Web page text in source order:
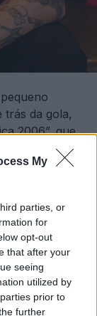
My
parties, or
for
opt-out
that after your
seeing
utilized by
prior to
further
trás da gola,
2006”, que